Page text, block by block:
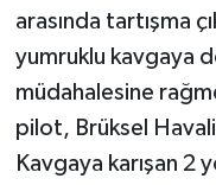
arasında tartışma
yumruklu kavgaya
müdahalesine
pilot, Brüksel
Kavgaya karışan 2